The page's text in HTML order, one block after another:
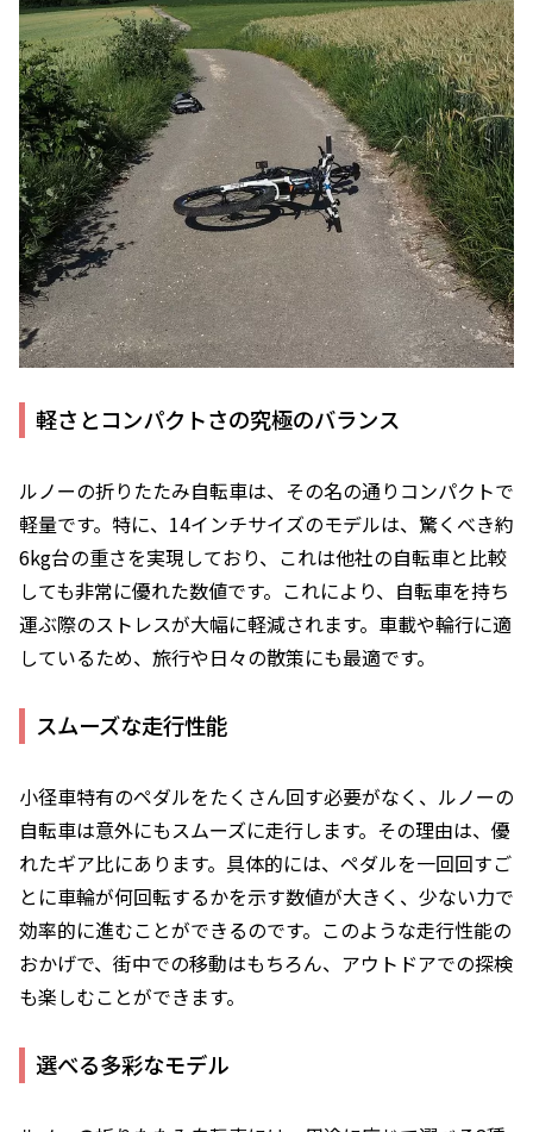
軽さとコンパクトさの究極のバランス
ルノーの折りたたみ自転車は、その名の通りコンパクトで
軽量です。特に、14インチサイズのモデルは、驚くべき約
6kg台の重さを実現しており、これは他社の自転車と比較
しても非常に優れた数値です。これにより、自転車を持ち
運ぶ際のストレスが大幅に軽減されます。車載や輪行に適
しているため、旅行や日々の散策にも最適です。
スムーズな走行性能
小径車特有のペダルをたくさん回す必要がなく、ルノーの
自転車は意外にもスムーズに走行します。その理由は、優
れたギア比にあります。具体的には、ペダルを一回回すご
とに車輪が何回転するかを示す数値が大きく、少ない力で
効率的に進むことができるのです。このような走行性能の
おかげで、街中での移動はもちろん、アウトドアでの探検
も楽しむことができます。
選べる多彩なモデル